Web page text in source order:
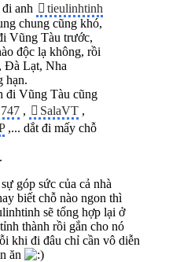
anh
tieulinhtinh
chung cũng khó,
Vũng Tàu trước,
độc lạ không, rồi
Đà Lạt, Nha
hạn.
đi Vũng Tàu cũng
, SalaVT ,
,... dắt đi mấy chỗ
góp sức của cả nhà
biết chỗ nào ngon thì
sẽ tổng hợp lại ở
thành rồi gắn cho nó
khi đi đâu chỉ cần vô diễn
ăn